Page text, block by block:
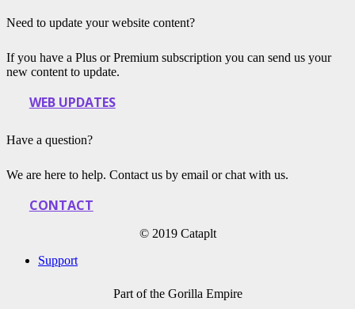
Need to update your website content?
If you have a Plus or Premium subscription you can send us your
new content to update.
WEB UPDATES
Have a question?
We are here to help. Contact us by email or chat with us.
CONTACT
© 2019 Cataplt
Support
Part of the Gorilla Empire